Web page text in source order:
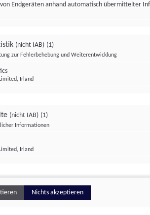
Endgeräten anhand automatisch übermittelter
(nicht IAB) (1)
zur Fehlerbehebung und Weiterentwicklung
Irland
(nicht IAB) (1)
Informationen
Irland
Nichts akzeptieren